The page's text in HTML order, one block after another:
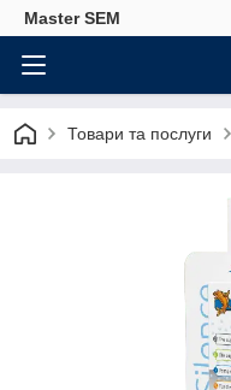
Master SEM
Товари та послуги